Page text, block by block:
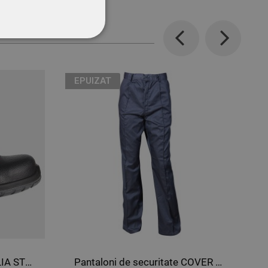
Previous
Pantofi de protecție SICILIA STRONG S3
EPUIZAT
Pantaloni de securitate COVER GRI
Next